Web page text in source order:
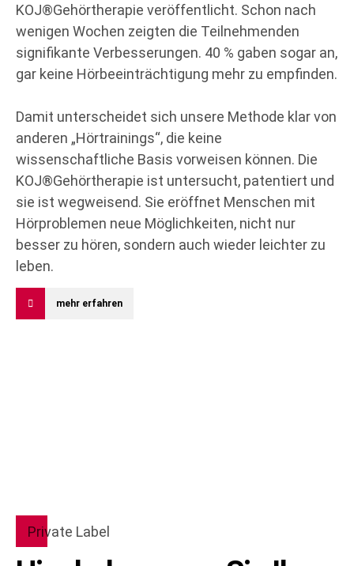
KOJ®Gehörtherapie veröffentlicht. Schon nach
wenigen Wochen zeigten die Teilnehmenden
signifikante Verbesserungen. 40 % gaben sogar an,
gar keine Hörbeeinträchtigung mehr zu empfinden.
Damit unterscheidet sich unsere Methode klar von
anderen „Hörtrainings“, die keine
wissenschaftliche Basis vorweisen können. Die
KOJ®Gehörtherapie ist untersucht, patentiert und
sie ist wegweisend. Sie eröffnet Menschen mit
Hörproblemen neue Möglichkeiten, nicht nur
besser zu hören, sondern auch wieder leichter zu
leben.
mehr erfahren
Private Label